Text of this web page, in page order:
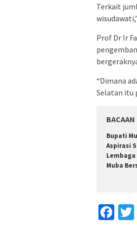
Terkait
Prof Dr Ir
“Dimana
Selatan itu
Bupati
Aspirasi
Muba